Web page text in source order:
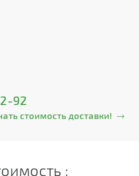
92
стоимость доставки!
: